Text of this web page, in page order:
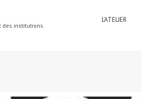
des institutions.
L’ATELIER